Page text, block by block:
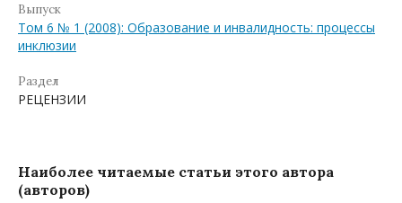
Выпуск
Том 6 № 1 (2008): Образование и инвалидность: процессы
инклюзии
Раздел
РЕЦЕНЗИИ
Наиболее читаемые статьи этого автора
(авторов)